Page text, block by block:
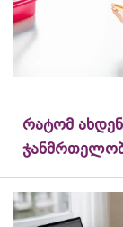
რატომ